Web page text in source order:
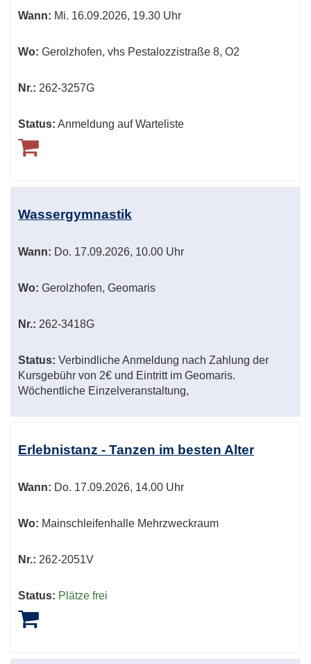
Wann: Mi. 16.09.2026, 19.30 Uhr
Wo: Gerolzhofen, vhs Pestalozzistraße 8, O2
Nr.: 262-3257G
Status: Anmeldung auf Warteliste
Wassergymnastik
Wann: Do. 17.09.2026, 10.00 Uhr
Wo: Gerolzhofen, Geomaris
Nr.: 262-3418G
Status: Verbindliche Anmeldung nach Zahlung der
Kursgebühr von 2€ und Eintritt im Geomaris.
Wöchentliche Einzelveranstaltung,
Erlebnistanz - Tanzen im besten Alter
Wann: Do. 17.09.2026, 14.00 Uhr
Wo: Mainschleifenhalle Mehrzweckraum
Nr.: 262-2051V
Status: Plätze frei